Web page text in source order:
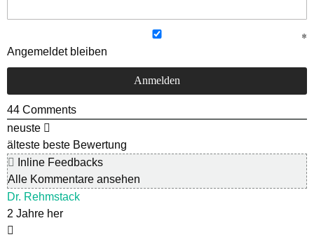
Angemeldet bleiben
44 Comments
neuste
älteste beste Bewertung
Inline Feedbacks
Alle Kommentare ansehen
Dr. Rehmstack
2 Jahre her